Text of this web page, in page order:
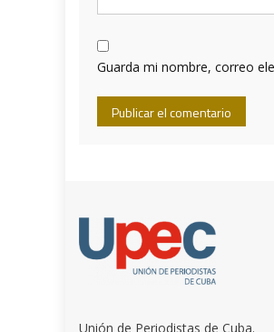
Guarda mi nombre, correo
Unión de Periodistas de Cuba.